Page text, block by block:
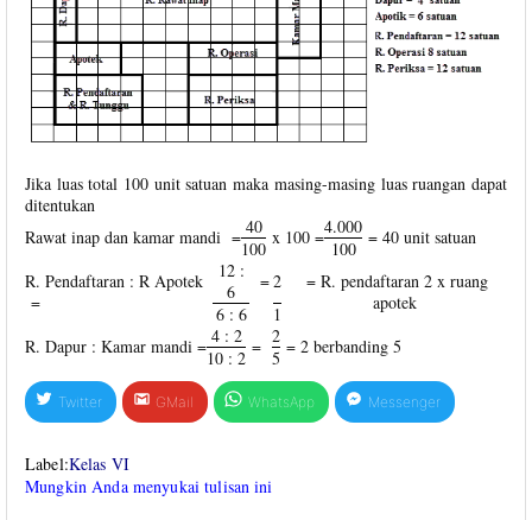
Jika luas total 100 unit satuan maka masing-masing luas ruangan dapat
ditentukan
Rawat inap dan kamar mandi = 40 x 100 =4.000 = 40 unit satuan
100
100
R. Pendaftaran : R Apotek
=
12 :
6
=2
= R. pendaftaran 2 x ruang
apotek
6 : 6
1
R. Dapur : Kamar mandi = 4 : 2 = 2 = 2 berbanding 5
10 : 2 5
Twitter GMail WhatsApp Messenger
Label:Kelas VI
Mungkin Anda menyukai tulisan ini